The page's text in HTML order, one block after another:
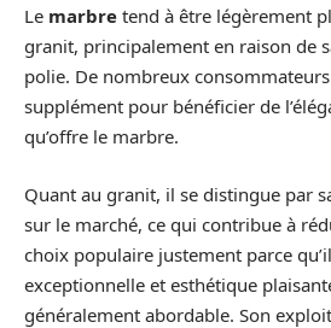
Le marbre tend à être légèrement
granit, principalement en raison de
polie. De nombreux
supplément pour bénéficier de
qu’offre le marbre.
Quant au granit, il se distingue par
sur le marché, ce qui contribue à
choix populaire justement parce
exceptionnelle et esthétique
généralement abordable. Son